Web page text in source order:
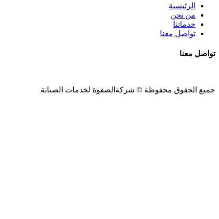
الرئيسية
من نحن
خدماتنا
تواصل معنا
تواصل معنا
جميع الحقوق محفوظة © شركةالصفوة لخدمات الصيانة